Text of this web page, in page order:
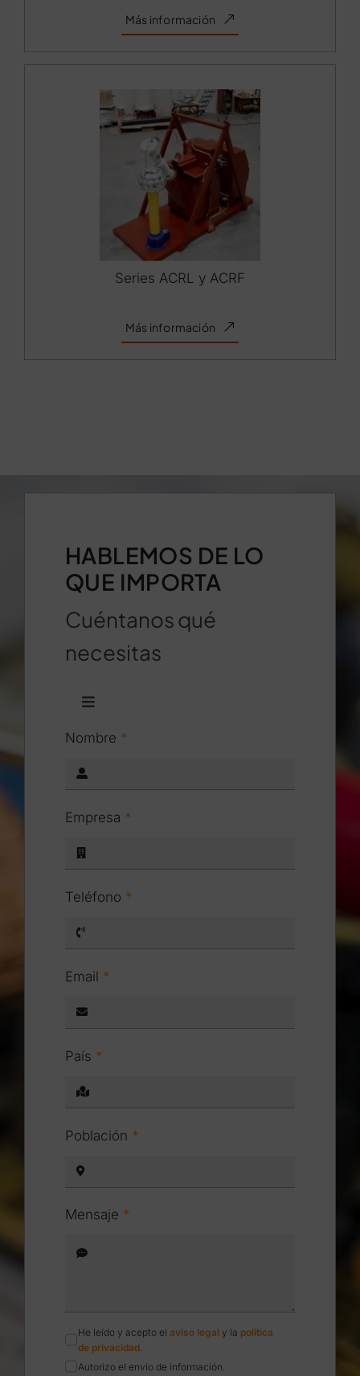
Más información
Series ACRL y ACRF
Más información
HABLEMOS DE LO
QUE IMPORTA
Cuéntanos qué
necesitas
Toggle
93 658 17 84
Nombre *
Empresa *
Teléfono *
Email *
País *
Población *
Mensaje *
He leído y acepto elaviso legal y la política
de privacidad
Autorizo el envío de información.